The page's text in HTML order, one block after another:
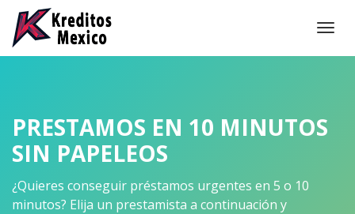
PRESTAMOS EN 10 MINUTOS
SIN PAPELEOS
¿Quieres conseguir préstamos urgentes en 5 o 10
minutos? Elija un prestamista a continuación y